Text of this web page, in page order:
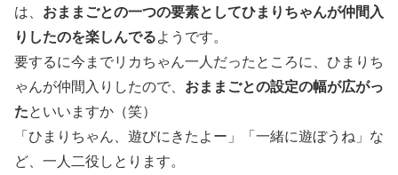
は、 おままごとの一つの要素としてひまりちゃんが仲間入
りしたのを楽しんでるようです。
要するに今までリカちゃん一人だったところに、ひまりち
ゃんが仲間入りしたので、 おままごとの設定の幅が広がっ
たといいますか（笑）
「ひまりちゃん、遊びにきたよー」「一緒に遊ぼうね」な
ど、一人二役しとります。